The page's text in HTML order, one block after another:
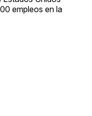
empleos en la